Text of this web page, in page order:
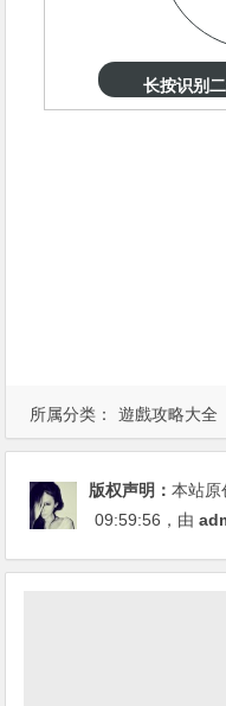
所属分类： 遊戲攻略大全
长按识别
版权声明：本站原
09:59:56 ，由